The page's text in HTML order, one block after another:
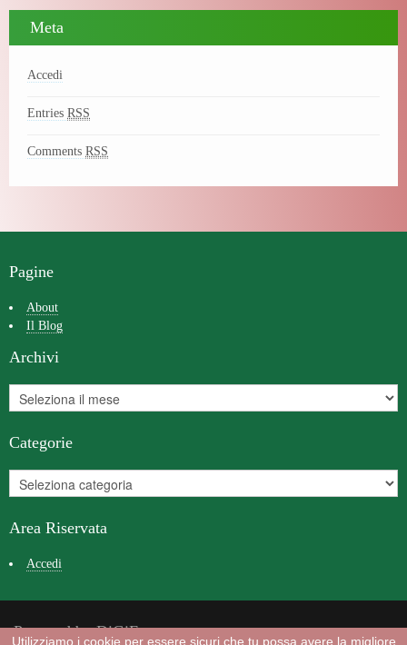
Meta
Accedi
Entries RSS
Comments RSS
Pagine
About
Il Blog
Archivi
Categorie
Area Riservata
Accedi
Powered by DiGiFast
Utilizziamo i cookie per essere sicuri che tu possa avere la migliore